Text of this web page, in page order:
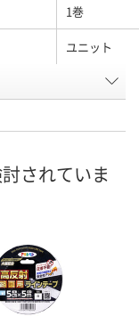
1巻
ユニット
K855637
まで
されていま